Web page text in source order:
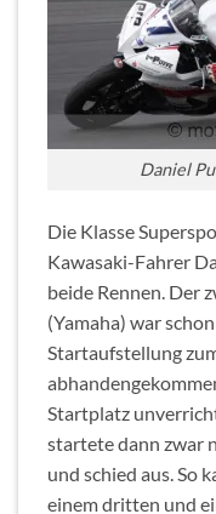
Daniel
Die Klasse
Kawasaki-Fahrer
beide Rennen. Der
(Yamaha) war
Startaufstellung
Startplatz
startete dann zwar
und schied aus. So
einem dritten und